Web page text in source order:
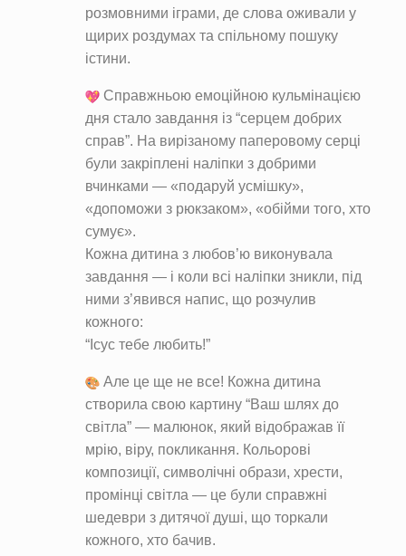
розмовними іграми, де слова оживали у
щирих роздумах та спільному пошуку
істини.
Справжньою емоційною кульмінацією
дня стало завдання із “серцем добрих
справ”. На вирізаному паперовому серці
були закріплені наліпки з добрими
вчинками — «подаруй усмішку»,
«допоможи з рюкзаком», «обійми того, хто
сумує».
Кожна дитина з любов’ю виконувала
завдання — і коли всі наліпки зникли, під
ними з’явився напис, що розчулив
кожного:
“Ісус тебе любить!”
Але це ще не все! Кожна дитина
створила свою картину “Ваш шлях до
світла” — малюнок, який відображав її
мрію, віру, покликання. Кольорові
композиції, символічні образи, хрести,
промінці світла — це були справжні
шедеври з дитячої душі, що торкали
кожного, хто бачив.